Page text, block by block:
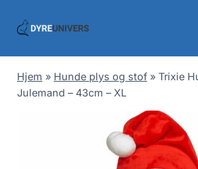
Hjem » Hunde plys og stof » Trixie
Julemand – 43cm – XL